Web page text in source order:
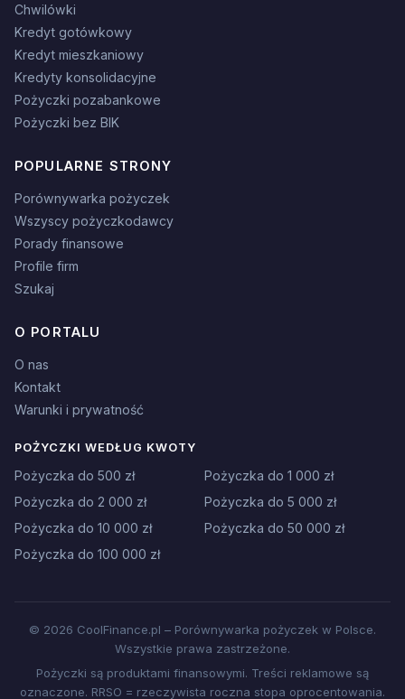
Chwilówki
Kredyt gotówkowy
Kredyt mieszkaniowy
Kredyty konsolidacyjne
Pożyczki pozabankowe
Pożyczki bez BIK
POPULARNE STRONY
Porównywarka pożyczek
Wszyscy pożyczkodawcy
Porady finansowe
Profile firm
Szukaj
O PORTALU
O nas
Kontakt
Warunki i prywatność
POŻYCZKI WEDŁUG KWOTY
Pożyczka do 500 zł
Pożyczka do 1 000 zł
Pożyczka do 2 000 zł
Pożyczka do 5 000 zł
Pożyczka do 10 000 zł
Pożyczka do 50 000 zł
Pożyczka do 100 000 zł
© 2026 CoolFinance.pl – Porównywarka pożyczek w Polsce.
Wszystkie prawa zastrzeżone.
Pożyczki są produktami finansowymi. Treści reklamowe są
oznaczone. RRSO = rzeczywista roczna stopa oprocentowania.